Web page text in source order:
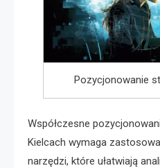
Pozycjonowanie
Współczesne
Kielcach wymaga
narzędzi, które ułatwiają